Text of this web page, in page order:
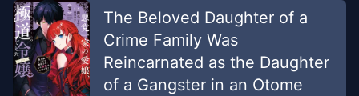
The Beloved Daughter of a
Crime Family Was
Reincarnated as the Daughter
of a Gangster in an Otome